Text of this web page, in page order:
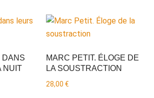
DANS
NUIT
MARC PETIT. ÉLOGE DE
LA SOUSTRACTION
28,00€